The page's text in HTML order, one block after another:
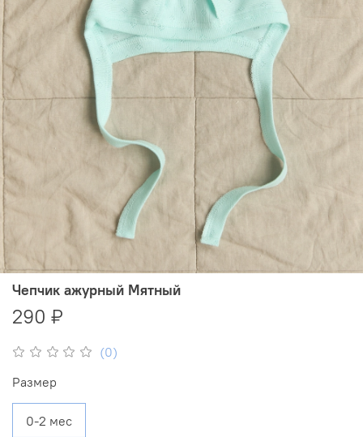
(0)
Чепчик ажурный Мятный
290 ₽
Размер
0-2 мес